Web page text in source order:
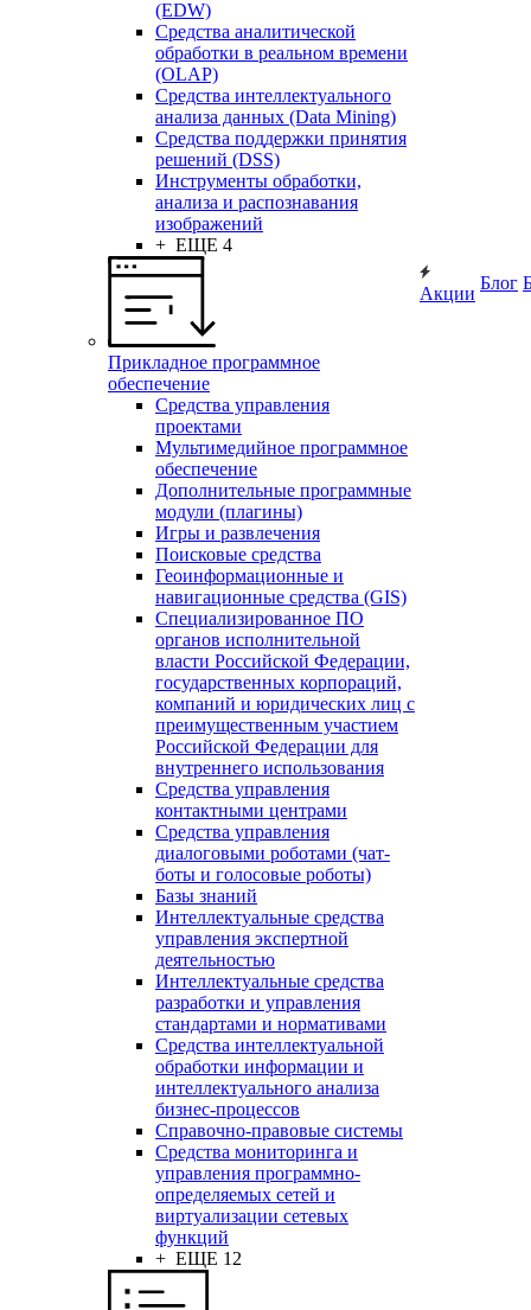
(EDW)
Средства аналитической
обработки в реальном времени
(OLAP)
Средства интеллектуального
анализа данных (Data Mining)
Средства поддержки принятия
решений (DSS)
Инструменты обработки,
анализа и распознавания
изображений
+ ЕЩЕ 4
Прикладное программное
обеспечение
Средства управления
проектами
Мультимедийное программное
обеспечение
Дополнительные программные
модули (плагины)
Игры и развлечения
Поисковые средства
Геоинформационные и
навигационные средства (GIS)
Специализированное ПО
органов исполнительной
власти Российской Федерации,
государственных корпораций,
компаний и юридических лиц с
преимущественным участием
Российской Федерации для
внутреннего использования
Средства управления
контактными центрами
Средства управления
диалоговыми роботами (чат-
боты и голосовые роботы)
Базы знаний
Интеллектуальные средства
управления экспертной
деятельностью
Интеллектуальные средства
разработки и управления
стандартами и нормативами
Средства интеллектуальной
обработки информации и
интеллектуального анализа
бизнес-процессов
Справочно-правовые системы
Средства мониторинга и
управления программно-
определяемых сетей и
виртуализации сетевых
функций
+ ЕЩЕ 12
Акции
Блог